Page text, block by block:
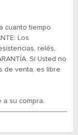
cuanto tiempo
Los
relés,
Si Usted no
de venta, es libre
a su compra.